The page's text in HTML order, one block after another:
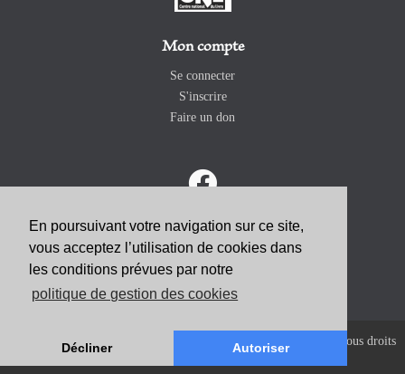
En poursuivant votre navigation sur ce site,
vous acceptez l’utilisation de cookies dans
les conditions prévues par notre
politique de gestion des cookies
Décliner Autoriser
Mon compte
Se connecter
S'inscrire
Faire un don
ABONNEZ-VOUS
Copyright 2026 Revue Catholique Internationale COMMUNIO. Tous droits